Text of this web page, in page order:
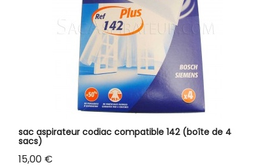
sac aspirateur codiac compatible 142 (boîte de 4
sacs)
Prix
15,00 €